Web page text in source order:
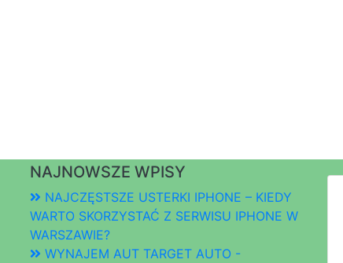
NAJNOWSZE WPISY
NAJCZĘSTSZE USTERKI IPHONE – KIEDY
WARTO SKORZYSTAĆ Z SERWISU IPHONE W
WARSZAWIE?
WYNAJEM AUT TARGET AUTO -